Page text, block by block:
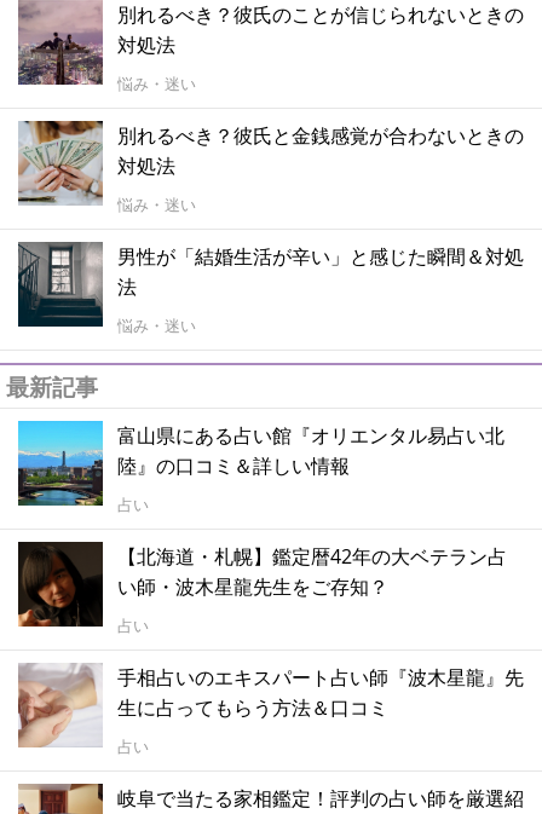
別れるべき？彼氏のことが信じられないときの
対処法
悩み・迷い
別れるべき？彼氏と金銭感覚が合わないときの
対処法
悩み・迷い
男性が「結婚生活が辛い」と感じた瞬間＆対処
法
悩み・迷い
最新記事
富山県にある占い館『オリエンタル易占い北
陸』の口コミ＆詳しい情報
占い
【北海道・札幌】鑑定暦42年の大ベテラン占
い師・波木星龍先生をご存知？
占い
手相占いのエキスパート占い師『波木星龍』先
生に占ってもらう方法＆口コミ
占い
岐阜で当たる家相鑑定！評判の占い師を厳選紹